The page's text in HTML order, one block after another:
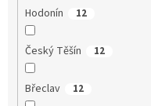
Hodonín 12
Český Těšín 12
Břeclav 12